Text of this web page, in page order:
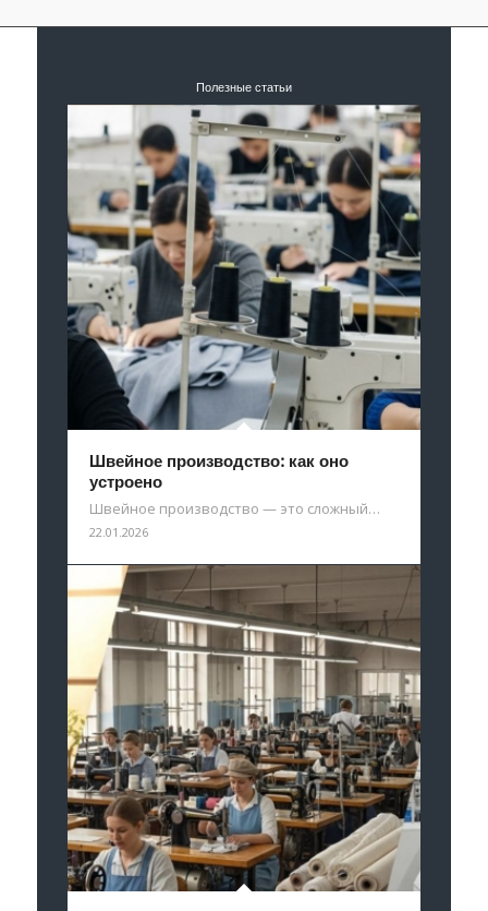
Полезные статьи
Швейное производство: как оно
устроено
Швейное производство — это сложный…
22.01.2026